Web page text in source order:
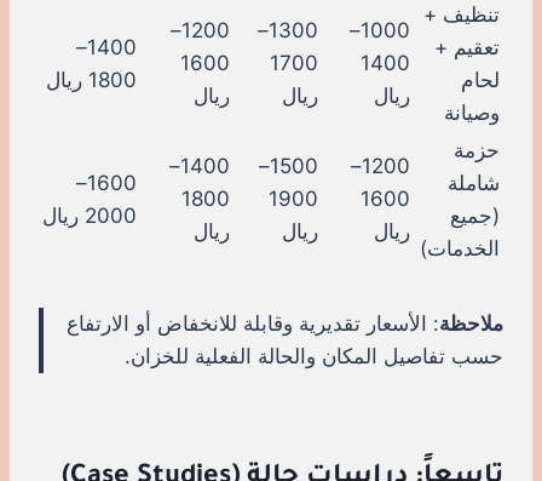
تنظيف +
تعقيم +
لحام
وصيانة
1000–
1400
ريال
1300–
1700
ريال
1200–
1600
ريال
1400–
1800 ريال
حزمة
شاملة
(جميع
الخدمات)
1200–
1600
ريال
1500–
1900
ريال
1400–
1800
ريال
1600–
2000 ريال
ملاحظة: الأسعار تقديرية وقابلة للانخفاض أو الارتفاع
حسب تفاصيل المكان والحالة الفعلية للخزان.